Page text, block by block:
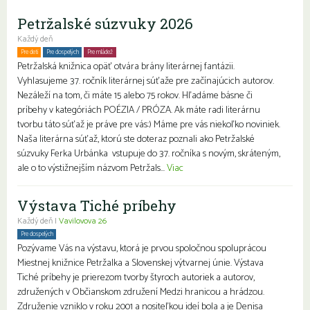
Petržalské súzvuky 2026
Každý deň
Pre deti Pre dospelých Pre mládež
Petržalská knižnica opäť otvára brány literárnej fantázii.
Vyhlasujeme 37. ročník literárnej súťaže pre začínajúcich autorov.
Nezáleží na tom, či máte 15 alebo 75 rokov. Hľadáme básne či
príbehy v kategóriách POÉZIA / PRÓZA. Ak máte radi literárnu
tvorbu táto súťaž je práve pre vás:) Máme pre vás niekoľko noviniek.
Naša literárna súťaž, ktorú ste doteraz poznali ako Petržalské
súzvuky Ferka Urbánka vstupuje do 37. ročníka s novým, skráteným,
ale o to výstižnejším názvom Petržals...Viac
Výstava Tiché príbehy
Každý deň | Vavilovova 26
Pre dospelých
Pozývame Vás na výstavu, ktorá je prvou spoločnou spoluprácou
Miestnej knižnice Petržalka a Slovenskej výtvarnej únie. Výstava
Tiché príbehy je prierezom tvorby štyroch autoriek a autorov,
združených v Občianskom združení Medzi hranicou a hrádzou.